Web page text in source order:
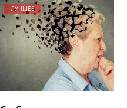
ЛУЧШЕЕ